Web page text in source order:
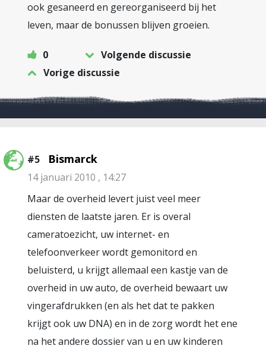
ook gesaneerd en gereorganiseerd bij het
leven, maar de bonussen blijven groeien.
0
Volgende discussie
Vorige discussie
#5 Bismarck
14 januari 2010 , 14:27
Maar de overheid levert juist veel meer
diensten de laatste jaren. Er is overal
cameratoezicht, uw internet- en
telefoonverkeer wordt gemonitord en
beluisterd, u krijgt allemaal een kastje van de
overheid in uw auto, de overheid bewaart uw
vingerafdrukken (en als het dat te pakken
krijgt ook uw DNA) en in de zorg wordt het ene
na het andere dossier van u en uw kinderen